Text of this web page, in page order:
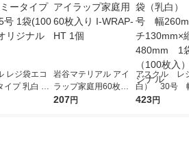
レジ袋エコ
イプ 乳白 45
枚入) オリ
岩谷マテリアル アイ
ラップ家庭用60枚入
り I-WRAP-HT 1個
207円
アスクル レ
白） 30号
m×マチ
423円